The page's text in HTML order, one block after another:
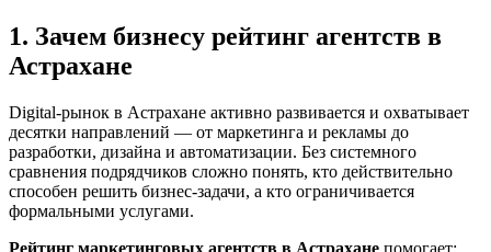
1. Зачем бизнесу рейтинг агентств в
Астрахане
Digital-рынок в Астрахане активно развивается и охватывает
десятки направлений — от маркетинга и рекламы до
разработки, дизайна и автоматизации. Без системного
сравнения подрядчиков сложно понять, кто действительно
способен решить бизнес-задачи, а кто ограничивается
формальными услугами.
Рейтинг маркетинговых агентств в Астрахане помогает: